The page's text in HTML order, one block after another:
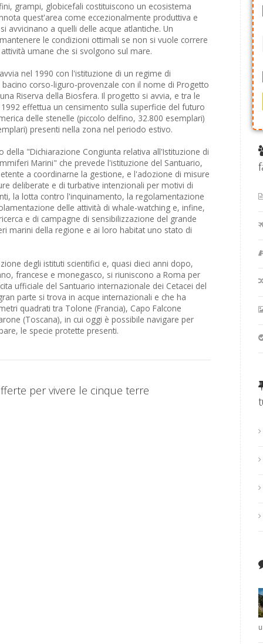
grampi, globicefali costituiscono un ecosistema
quest'area come eccezionalmente produttiva e
avvicinano a quelli delle acque atlantiche. Un
le condizioni ottimali se non si vuole correre
umane che si svolgono sul mare.
nel 1990 con l'istituzione di un regime di
corso-liguro-provenzale con il nome di Progetto
Riserva della Biosfera. Il progetto si avvia, e tra le
effettua un censimento sulla superficie del futuro
delle stenelle (piccolo delfino, 32.800 esemplari)
presenti nella zona nel periodo estivo.
"Dichiarazione Congiunta relativa all'Istituzione di
Marini" che prevede l'istituzione del Santuario,
a coordinarne la gestione, e l'adozione di misure
deliberate e di turbative intenzionali per motivi di
la lotta contro l'inquinamento, la regolamentazione
delle attività di whale-watching e, infine,
e di campagne di sensibilizzazione del grande
marini della regione e ai loro habitat uno stato di
degli istituti scientifici e, quasi dieci anni dopo,
francese e monegasco, si riuniscono a Roma per
ufficiale del Santuario internazionale dei Cetacei del
parte si trova in acque internazionali e che ha
quadrati tra Tolone (Francia), Capo Falcone
(Toscana), in cui oggi è possibile navigare per
le specie protette presenti.
per vivere le cinque terre